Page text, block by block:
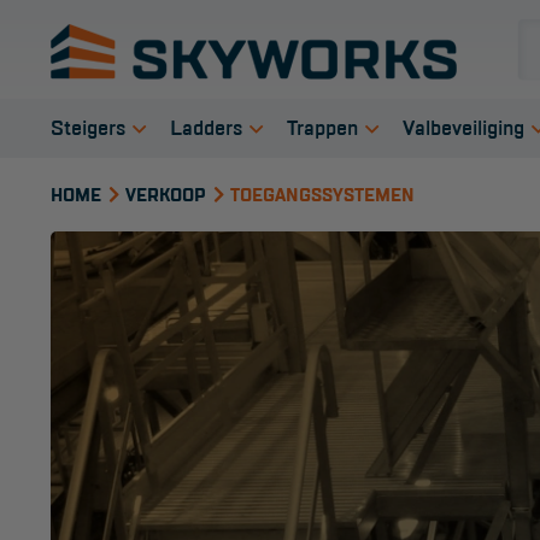
Steigers
Rolsteigers
Steigeraanhanger
Kamersteigers
Gevelsteigers
Telescopische
steiger
Schilderstelling
Doorwerksystemen
Onderdelen rolsteiger
Steiger accessoires
Ladders
Enkele ladder
Opsteek ladder
Reformladder
Schuifladder
Telescopische ladder
Dakladder
Ladder accessoires
Ladder onderdelen
Trappen
Bordestrap
Dubbele trap
Werktrappen
Werkbordes
Magazijntrap
Trailertrap
Trap accessoires
Trap onderdelen
Schraag
Valbeveiliging
Harnas
Anker
HOME VERKOOP TOEGANGSSYSTEMEN